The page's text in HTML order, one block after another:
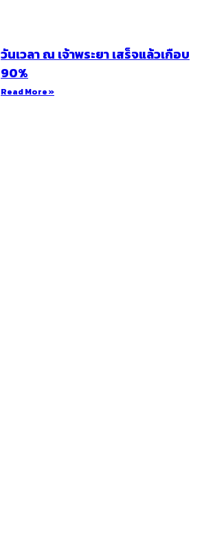
วันเวลา ณ เจ้าพระยา เสร็จแล้วเกือบ
90%
Read More »